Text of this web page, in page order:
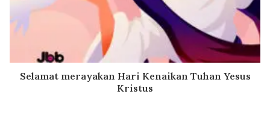
Selamat merayakan Hari Kenaikan Tuhan Yesus
Kristus